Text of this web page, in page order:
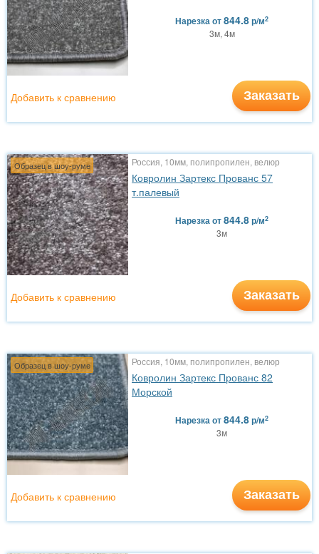
Нарезкаот844.8р/м2
3м, 4м
Заказать
Добавить к сравнению
Образец в шоу-руме Россия, 10мм, полипропилен, велюр
Ковролин Зартекс Прованс 57
т.палевый
Нарезкаот844.8р/м2
3м
Заказать
Добавить к сравнению
Образец в шоу-руме Россия, 10мм, полипропилен, велюр
Ковролин Зартекс Прованс 82
Морской
Нарезкаот844.8р/м2
3м
Заказать
Добавить к сравнению